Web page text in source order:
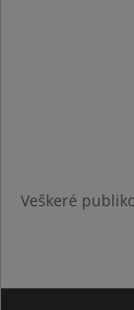
Veškeré